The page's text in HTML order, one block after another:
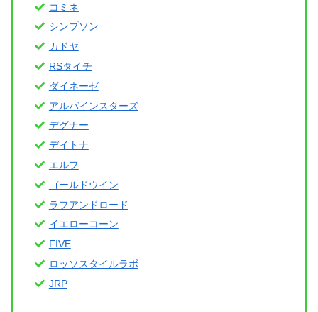
コミネ
シンプソン
カドヤ
RSタイチ
ダイネーゼ
アルパインスターズ
デグナー
デイトナ
エルフ
ゴールドウイン
ラフアンドロード
イエローコーン
FIVE
ロッソスタイルラボ
JRP